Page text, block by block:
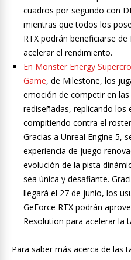
cuadros por segundo con
mientras que todos los
RTX podrán beneficiarse
acelerar el rendimiento.
En Monster Energy
Game, de Milestone, los
emoción de competir en
rediseñadas, replicando
compitiendo contra el
Gracias a Unreal Engine 5,
experiencia de juego
evolución de la pista
sea única y desafiante.
llegará el 27 de junio, los
GeForce RTX podrán
Resolution para acelerar la
Para saber más acerca de las